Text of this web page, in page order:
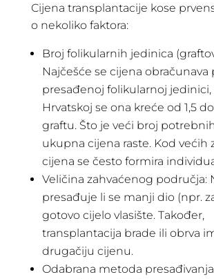
Cijena transplantacije kose
o nekoliko faktora:
Broj folikularnih jedinica
Najčešće se cijena obračunava
presađenoj folikularnoj jedinici,
Hrvatskoj se ona kreće od 1,5
graftu. Što je veći broj
ukupna cijena raste. Kod većih
cijena se često formira
Veličina zahvaćenog područja:
presađuje li se manji dio (npr.
gotovo cijelo vlasište. Također,
transplantacija brade ili obrva
drugačiju cijenu.
Odabrana metoda